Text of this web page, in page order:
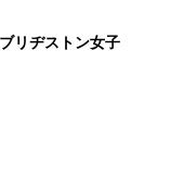
リヂストン女子